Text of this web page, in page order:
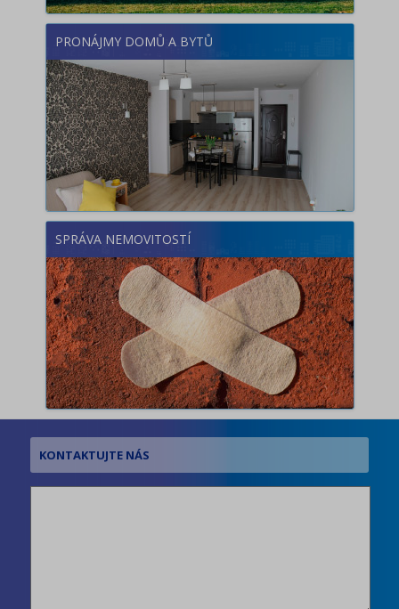
PRONÁJMY DOMŮ A BYTŮ
SPRÁVA NEMOVITOSTÍ